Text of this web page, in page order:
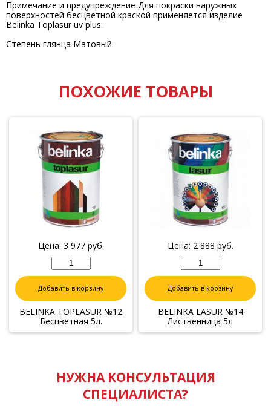
Примечание и предупреждение Для покраски наружных
поверхностей бесцветной краской применяется изделие
Belinka Toplasur uv plus.
Степень глянца Матовый.
ПОХОЖИЕ ТОВАРЫ
Цена: 3 977руб.
Добавить в корзину
BELINKA TOPLASUR №12
Бесцветная 5л.
Цена: 2 888 руб.
Добавить в корзину
BELINKA LASUR №14
Лиственница 5л
НУЖНА КОНСУЛЬТАЦИЯ
СПЕЦИАЛИСТА?